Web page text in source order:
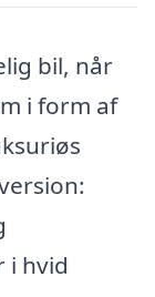
bil, når
i form af
i hvid